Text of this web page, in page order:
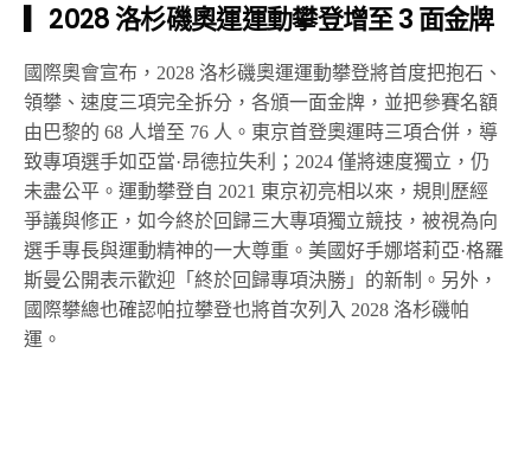
▎2028 洛杉磯奧運運動攀登增至 3 面金牌
國際奧會宣布，2028 洛杉磯奧運運動攀登將首度把抱石、
領攀、速度三項完全拆分，各頒一面金牌，並把參賽名額
由巴黎的 68 人增至 76 人。東京首登奧運時三項合併，導
致專項選手如亞當·昂德拉失利；2024 僅將速度獨立，仍
未盡公平。運動攀登自 2021 東京初亮相以來，規則歷經
爭議與修正，如今終於回歸三大專項獨立競技，被視為向
選手專長與運動精神的一大尊重。美國好手娜塔莉亞·格羅
斯曼公開表示歡迎「終於回歸專項決勝」的新制。另外，
國際攀總也確認帕拉攀登也將首次列入 2028 洛杉磯帕
運。